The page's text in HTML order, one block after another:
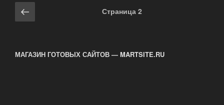
Навигация
по
Предыдущая
страница
Страница 2
МАГАЗИН ГОТОВЫХ САЙТОВ — MARTSITE.RU